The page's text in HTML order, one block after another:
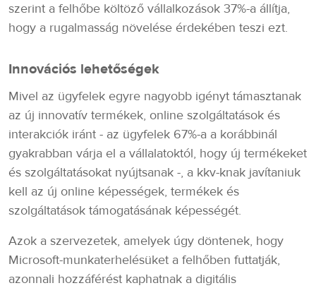
szerint a felhőbe költöző vállalkozások 37%-a állítja,
hogy a rugalmasság növelése érdekében teszi ezt.
Innovációs lehetőségek
Mivel az ügyfelek egyre nagyobb igényt támasztanak
az új innovatív termékek, online szolgáltatások és
interakciók iránt - az ügyfelek 67%-a a korábbinál
gyakrabban várja el a vállalatoktól, hogy új termékeket
és szolgáltatásokat nyújtsanak -, a kkv-knak javítaniuk
kell az új online képességek, termékek és
szolgáltatások támogatásának képességét.
Azok a szervezetek, amelyek úgy döntenek, hogy
Microsoft-munkaterhelésüket a felhőben futtatják,
azonnali hozzáférést kaphatnak a digitális